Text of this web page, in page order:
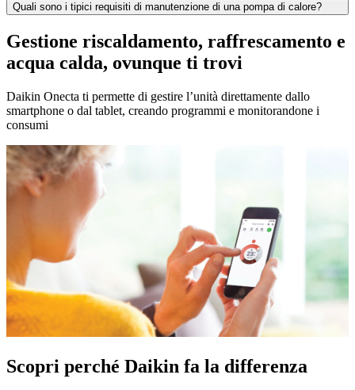
Quali sono i tipici requisiti di manutenzione di una pompa di calore?
Gestione riscaldamento, raffrescamento e
acqua calda, ovunque ti trovi
Daikin Onecta ti permette di gestire l’unità direttamente dallo
smartphone o dal tablet, creando programmi e monitorandone i
consumi
Scopri perché Daikin fa la differenza